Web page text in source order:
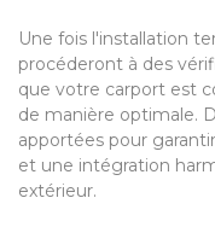
Une fois l'installation
procéderont à des
que votre carport est
de manière optimale.
apportées pour
et une intégration
extérieur.